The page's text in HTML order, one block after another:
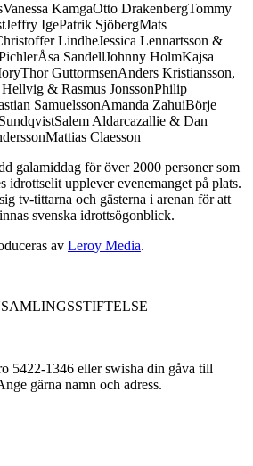
KamgaOtto DrakenbergTommy
IgePatrik SjöbergMats
LindheJessica Lennartsson &
SandellJohnny HolmKajsa
GuttormsenAnders Kristiansson,
& Rasmus JonssonPhilip
SamuelssonAmanda ZahuiBörje
Aldarcazallie & Dan
Claesson
galamiddag för över 2000 personer som
idrottselit upplever evenemanget på plats.
tv-tittarna och gästerna i arenan för att
svenska idrottsögonblick.
av Leroy Media.
5422-1346 eller swisha din gåva till
gärna namn och adress.